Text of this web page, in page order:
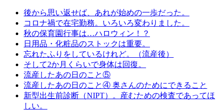
後から思い返せば、あれが始めの一歩だった。
コロナ禍で在宅勤務。いろいろ変わりました。
秋の保育園行事は…ハロウィン！？
日用品・化粧品のストックは重要。
忘れたふりをしているけれど。（流産後）
そして2か月くらいで身体は回復。
流産したあの日のこと⑤
流産したあの日のこと④ 奥さんのためにできること
新型出生前診断（NIPT）。産むための検査であってほ
しい。